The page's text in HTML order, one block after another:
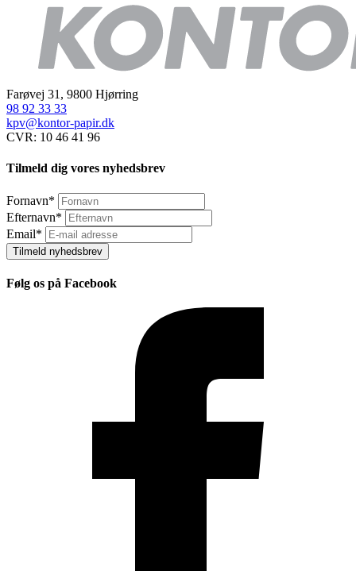
Farøvej 31, 9800 Hjørring
98 92 33 33
kpv@kontor-papir.dk
CVR: 10 46 41 96
Tilmeld dig vores nyhedsbrev
Fornavn*
Efternavn*
Email*
Tilmeld nyhedsbrev
Følg os på Facebook